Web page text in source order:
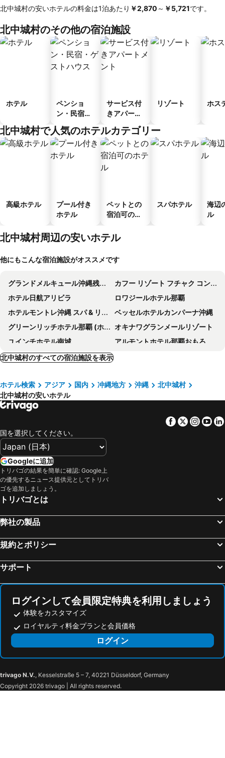
北中城村の安いホテルの料金は1泊あたり ‎￥2,870 ～ ‎￥5,721です。
北中城村のその他の宿泊施設
ホテル
ペンショ
ン・民宿・
ス
サービス付
きアパート
リゾート ホス
北中城村で人気のホテルカテゴリー
高級ホテル
プール付き
ホテル
ペットとの
宿泊可のホ
スパホテル
海辺
ル
北中城村周辺の安いホテル
他にもこんな宿泊施設がオススメです
グランドメルキュール沖縄残波岬リゾート
カフー リゾート フチャク コンド・ホテル
ホテル日航アリビラ
ロワジールホテル那覇
ホテルモントレ沖縄 スパ & リゾート
ベッセルホテルカンパーナ沖縄
グリーンリッチホテル那覇 (ホテル&キャビン)
オキナワグランメールリゾート
ユインチホテル南城
アルモントホテル那覇おもろまち
ヒューイットリゾート那覇
ホテル Jal シティ那覇
ザ・ビーチタワー沖縄
ザ・ムーンビーチ ミュージアムリゾート（旧ホテル ムーンビーチ）
レクー沖縄北谷スパ＆リゾート
アベストcube那覇国際通り
沖縄ナハナ ホテル＆スパ
ホテル・アンドルームス那覇ポート
CABIN&HOTEL CONSTANT NAHA
ライカムクリスタルホテル
ダイワロイネットホテル那覇おもろまち
ロコイン沖縄
Okinawa Harborview Hotel
グランドキャビンホテル那覇小禄
メルキュール沖縄那覇
ホテルリブマックス那覇
ノボテル沖縄那覇
レフ沖縄アリーナ by ベッセルホテルズ
ホテルアクアチッタナハ
ホテルパームロイヤル Naha
アルモントホテル那覇県庁前
ホテルパークスタジアム那覇
アパホテル 那覇
EMウェルネス 暮らしの発酵ライフスタイルリゾート
スパイス モーテル オキナワ
KAI Rycom - Vacation STAY 70667v
Hotel PUTIT BELL - Vacation STAY 57162v
Ｐｕｒａｒｉ - Vacation STAY 81759v
Purari
北中城村のすべての宿泊施設を表示
ホテル検索 アジア 国内 冲縄地方 沖縄
北中城村
北中城村の安いホテル
Facebook
Twitter
国を選択してください。
Googleに追加
トリバゴの結果を簡単に確認: Google上
の優先するニュース提供元としてトリバ
ゴを追加しましょう。
トリバゴとは
弊社の製品
規約とポリシー
サポート
ログインして会員限定特典を利用しましょう
体験をカスタマイズ
ロイヤルティ料金プランと会員価格
ログイン
trivago N.V., Kesselstraße 5 – 7, 40221 Düsseldorf, Germany
Copyright 2026 trivago | All rights reserved.